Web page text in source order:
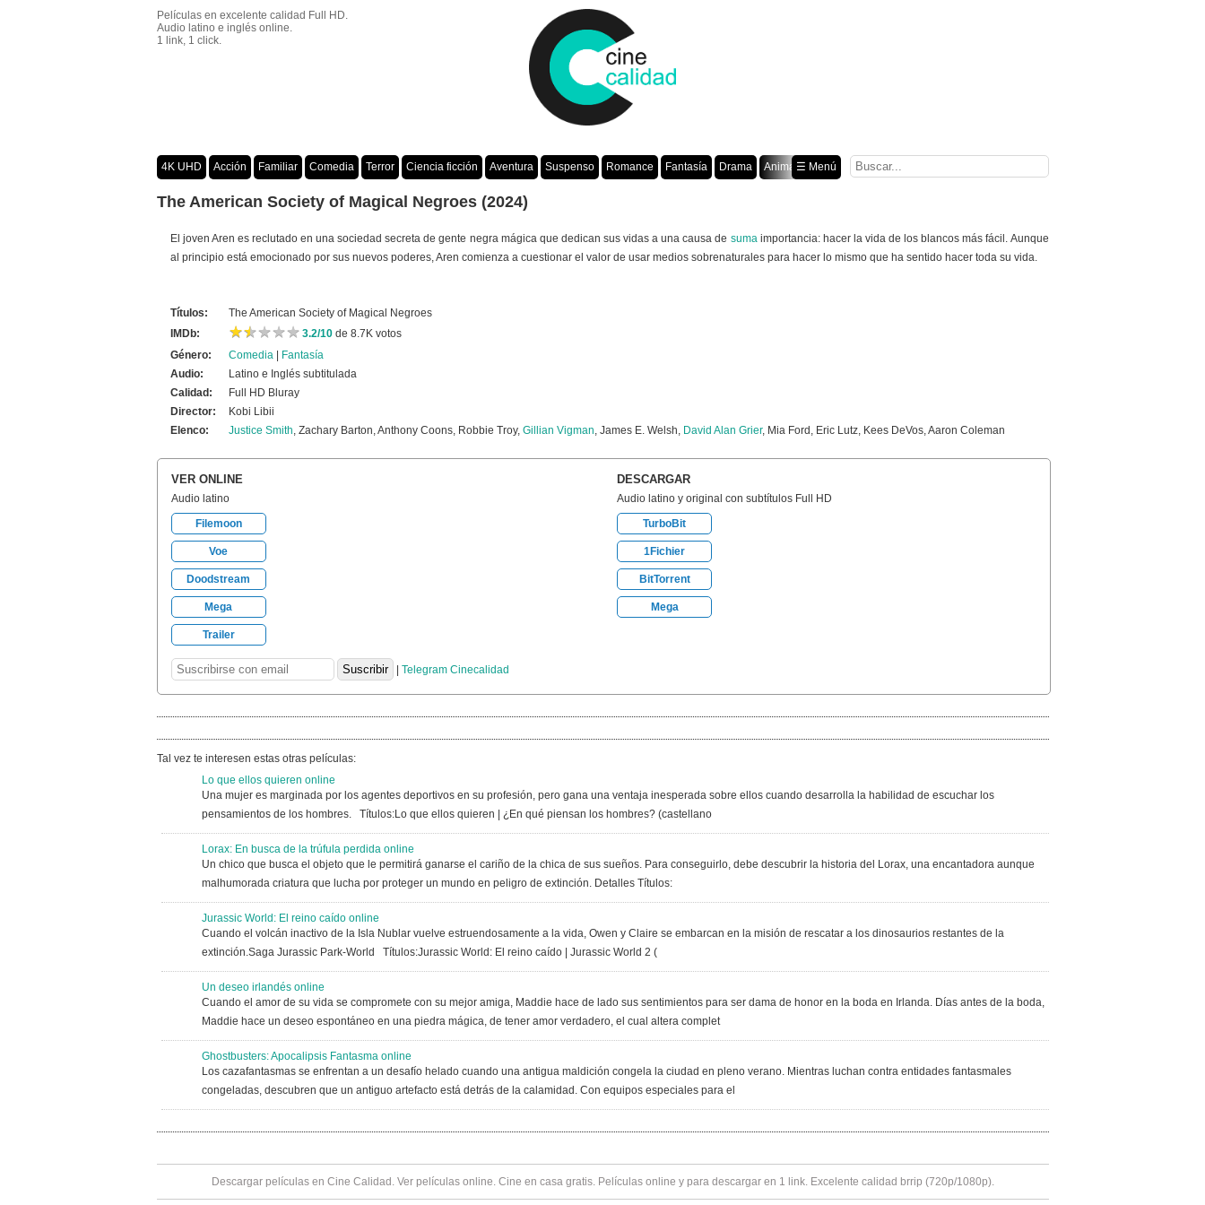
Películas en excelente calidad Full HD.
Audio latino e inglés online.
1 link, 1 click.
4K UHD Acción Familiar Comedia Terror Ciencia ficción Aventura Suspenso Romance Fantasía Drama
Animación☰ Menú
The American Society of Magical Negroes (2024)
El joven Aren es reclutado en una sociedad secreta de gente negra mágica que dedican sus vidas a una causa de sumaimportancia: hacer la vida de los blancos más fácil. Aunque
al principio está emocionado por sus nuevos poderes, Aren comienza a cuestionar el valor de usar medios sobrenaturales para hacer lo mismo que ha sentido hacer toda su vida.
Títulos:
The American Society of Magical Negroes
IMDb:
★★★★★
★★★★★ 3.2/10de 8.7K votos
Género:
Comedia|
Fantasía
Audio:
Latino e Inglés subtitulada
Calidad:
Full HD Bluray
Director:
Kobi Libii
Elenco:
Justice Smith, Zachary Barton, Anthony Coons, Robbie Troy, Gillian Vigman, James E. Welsh, David Alan Grier, Mia Ford, Eric Lutz, Kees DeVos, Aaron Coleman
VER ONLINE
Audio latino
Filemoon
Voe
Doodstream
Mega
Trailer
DESCARGAR
Audio latino y original con subtítulos Full HD
TurboBit
1Fichier
BitTorrent
Mega
Telegram Cinecalidad
Tal vez te interesen estas otras películas:
Lo que ellos quieren online
Una mujer es marginada por los agentes deportivos en su profesión, pero gana una ventaja inesperada sobre ellos cuando desarrolla la habilidad de escuchar los
pensamientos de los hombres. Títulos:Lo que ellos quieren | ¿En qué piensan los hombres? (castellano
Lorax: En busca de la trúfula perdida online
Un chico que busca el objeto que le permitirá ganarse el cariño de la chica de sus sueños. Para conseguirlo, debe descubrir la historia del Lorax, una encantadora aunque
malhumorada criatura que lucha por proteger un mundo en peligro de extinción. Detalles Títulos:
Jurassic World: El reino caído online
Cuando el volcán inactivo de la Isla Nublar vuelve estruendosamente a la vida, Owen y Claire se embarcan en la misión de rescatar a los dinosaurios restantes de la
extinción.Saga Jurassic Park-World Títulos:Jurassic World: El reino caído | Jurassic World 2 (
Un deseo irlandés online
Cuando el amor de su vida se compromete con su mejor amiga, Maddie hace de lado sus sentimientos para ser dama de honor en la boda en Irlanda. Días antes de la boda,
Maddie hace un deseo espontáneo en una piedra mágica, de tener amor verdadero, el cual altera complet
Ghostbusters: Apocalipsis Fantasma online
Los cazafantasmas se enfrentan a un desafío helado cuando una antigua maldición congela la ciudad en pleno verano. Mientras luchan contra entidades fantasmales
congeladas, descubren que un antiguo artefacto está detrás de la calamidad. Con equipos especiales para el
Descargar películas en Cine Calidad. Ver películas online. Cine en casa gratis. Películas online y para descargar en 1 link. Excelente calidad brrip (720p/1080p).